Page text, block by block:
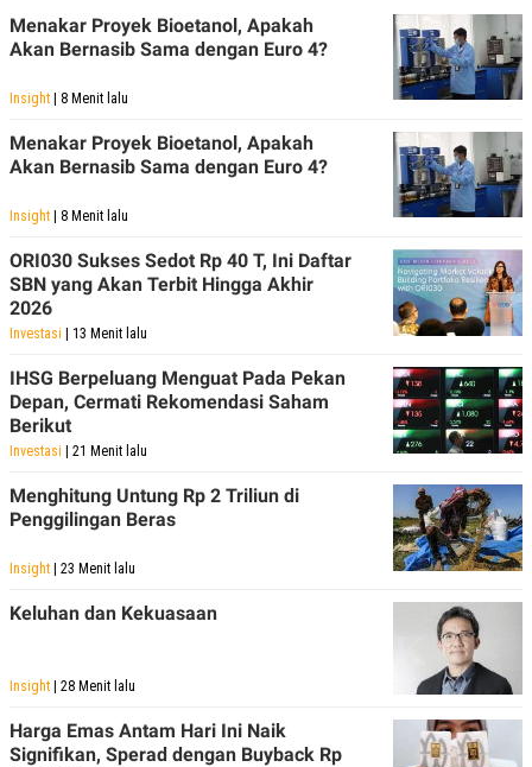
Menakar Proyek Bioetanol, Apakah
Akan Bernasib Sama dengan Euro 4?
Insight | 8 Menit lalu
Menakar Proyek Bioetanol, Apakah
Akan Bernasib Sama dengan Euro 4?
Insight | 8 Menit lalu
ORI030 Sukses Sedot Rp 40 T, Ini Daftar
SBN yang Akan Terbit Hingga Akhir
2026
Investasi | 13 Menit lalu
IHSG Berpeluang Menguat Pada Pekan
Depan, Cermati Rekomendasi Saham
Berikut
Investasi | 21 Menit lalu
Menghitung Untung Rp 2 Triliun di
Penggilingan Beras
Insight | 23 Menit lalu
Keluhan dan Kekuasaan
Insight | 28 Menit lalu
Harga Emas Antam Hari Ini Naik
Signifikan, Sperad dengan Buyback Rp